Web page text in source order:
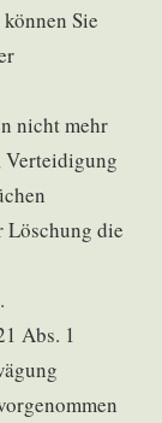
Sie
nicht mehr
Verteidigung
Löschung die
Abs. 1